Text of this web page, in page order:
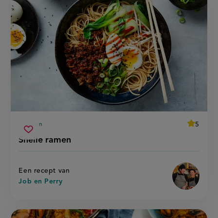
Snelle ramen
voorbereidingstijd
30 min
average
5
Een recept van
Job en Perry
Sla
snelle
ramen